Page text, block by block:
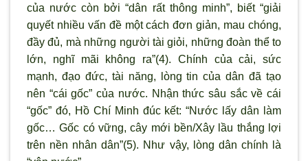
của nước còn bởi “dân rất thông minh”, biết “giải
quyết nhiều vấn đề một cách đơn giản, mau chóng,
đầy đủ, mà những người tài giỏi, những đoàn thể to
lớn, nghĩ mãi không ra”(4). Chính của cải, sức
mạnh, đạo đức, tài năng, lòng tin của dân đã tạo
nên “cái gốc” của nước. Nhận thức sâu sắc về cái
“gốc” đó, Hồ Chí Minh đúc kết: “Nước lấy dân làm
gốc… Gốc có vững, cây mới bền/Xây lầu thắng lợi
trên nền nhân dân”(5). Như vậy, l òng dân chính là